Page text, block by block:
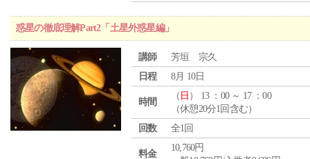
惑星の徹底理解Part2「土星外惑星編」
講師
芳垣 宗久
日程
8月 10日
時間
（ 日 ） 13 ：00 ～ 17 ：00
（休憩20分1回含む）
回数
全1回
料金
10,760円